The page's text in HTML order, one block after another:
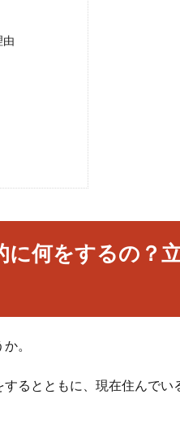
由
何をするの？
。
るとともに、現在住んでい